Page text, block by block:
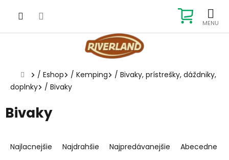
KOŠÍK
Domov
/ Eshop / Kemping / Bivaky, prístrešky, dáždniky,
doplnky
/ Bivaky
Bivaky
aNajlacnejšie Najdrahšie Najpredávanejšie Abecedne